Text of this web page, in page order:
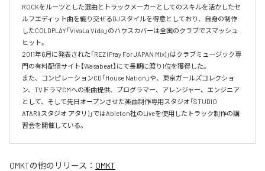
ROCKをルーツとした選曲とトラックメーカーとしてのスキルを活かしたセ
ルフエディット曲を織り交ぜるDJスタイルを得意としており、自身の制作
したCOLDPLAY「VivaLa Vida」のハウスカバーは全国のクラブでスマッシュ
ヒット。
2011年6月に発表された「REZ (Pray For JAPAN Mix)」はクラブミュージック専
門の有料配信サイト【Wasabeat】にて長期に渡り1位を獲得した。
また、コンピレーションCD「House Nation」や、東京ガールズコレクショ
ン、TVドラマCMへの楽曲提供、プログラマー、アレンジャー、エンジニア
として、そして先日オープンさせた楽曲制作専用スタジオ「STUDIO
ATARI(スタジオ アタリ)」ではAbleton社のLiveを使用したトラック制作の講
習会を開催している。
OMKTの他のリリース： OMKT